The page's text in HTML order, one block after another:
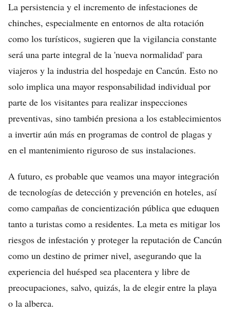
La persistencia y el incremento de infestaciones de
chinches, especialmente en entornos de alta rotación
como los turísticos, sugieren que la vigilancia constante
será una parte integral de la 'nueva normalidad' para
viajeros y la industria del hospedaje en Cancún. Esto no
solo implica una mayor responsabilidad individual por
parte de los visitantes para realizar inspecciones
preventivas, sino también presiona a los establecimientos
a invertir aún más en programas de control de plagas y
en el mantenimiento riguroso de sus instalaciones.
A futuro, es probable que veamos una mayor integración
de tecnologías de detección y prevención en hoteles, así
como campañas de concientización pública que eduquen
tanto a turistas como a residentes. La meta es mitigar los
riesgos de infestación y proteger la reputación de Cancún
como un destino de primer nivel, asegurando que la
experiencia del huésped sea placentera y libre de
preocupaciones, salvo, quizás, la de elegir entre la playa
o la alberca.